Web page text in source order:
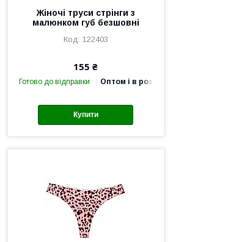
Жіночі труси стрінги з
малюнком губ безшовні
122403
155 ₴
Готово до відправки Оптом і в роздріб
Купити